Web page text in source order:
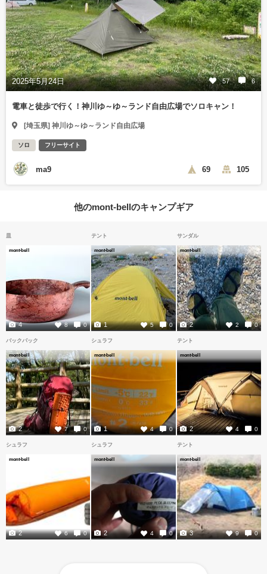
2025年5月24日 57 6
電車と徒歩で行く！神川ゆ～ゆ～ランド自由広場でソロキャン！
[埼玉県] 神川ゆ～ゆ～ランド自由広場
ソロ フリーサイト
ma9 69 105
他のmont-bellのキャンプギア
皿
mont-bell
8 0
4
テント
mont-bell
5 0
1
サンダル
mont-bell
2 0
2
バックパック
mont-bell
7 0
2
シュラフ
mont-bell
4 0
1
テント
mont-bell
4 0
2
シュラフ
mont-bell
6 0
2
シュラフ
mont-bell
4 0
2
テント
mont-bell
9 0
3